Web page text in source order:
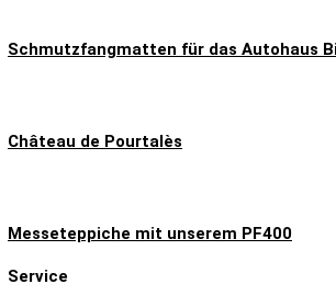
Schmutzfangmatten für das Autohaus
Château de Pourtalès
Messeteppiche mit unserem PF400
Service